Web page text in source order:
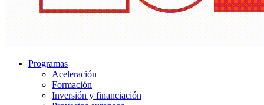
Programas
Aceleración
Formación
Inversión y financiación